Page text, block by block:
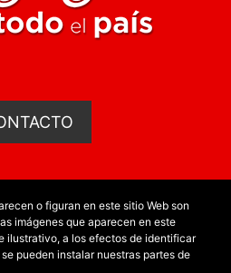
o figuran en este sitio Web son
imágenes que aparecen en este
ilustrativo, a los efectos de identificar
pueden instalar nuestras partes de